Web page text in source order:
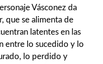
Vásconez da
que se alimenta de
latentes en las
entre lo sucedido y lo
lo perdido y